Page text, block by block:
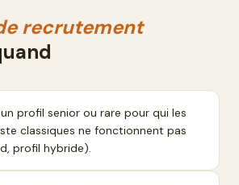
recrutement
profil senior ou rare pour qui les
classiques ne fonctionnent pas
profil hybride).